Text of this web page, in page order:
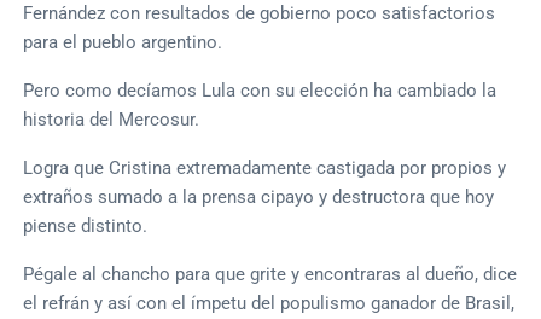
Fernández con resultados de gobierno poco satisfactorios
para el pueblo argentino.
Pero como decíamos Lula con su elección ha cambiado la
historia del Mercosur.
Logra que Cristina extremadamente castigada por propios y
extraños sumado a la prensa cipayo y destructora que hoy
piense distinto.
Pégale al chancho para que grite y encontraras al dueño, dice
el refrán y así con el ímpetu del populismo ganador de Brasil,